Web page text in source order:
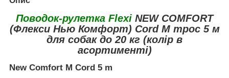
Поводок-рулетка Flexi NEW COMFORT
(Флекси Нью Комфорт) Cord M трос 5 м
для собак до 20 кг (колір в
асортименті)
New Comfort M Cord 5 m